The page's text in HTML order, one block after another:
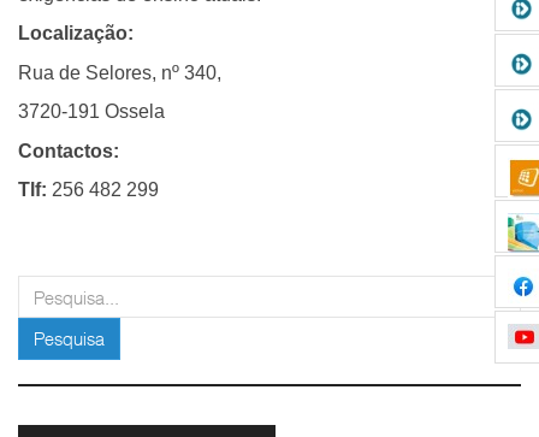
Localização:
Rua de Selores, nº 340,
3720-191 Ossela
Contactos:
Tlf: 256 482 299
pesquisar
Pesquisa